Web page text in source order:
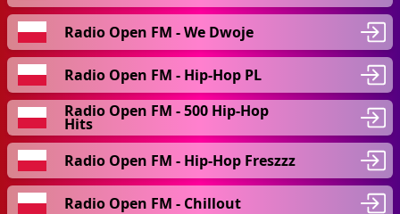
Radio Open FM - We Dwoje
Radio Open FM - Hip-Hop PL
Radio Open FM - 500 Hip-Hop
Hits
Radio Open FM - Hip-Hop Freszzz
Radio Open FM - Chillout